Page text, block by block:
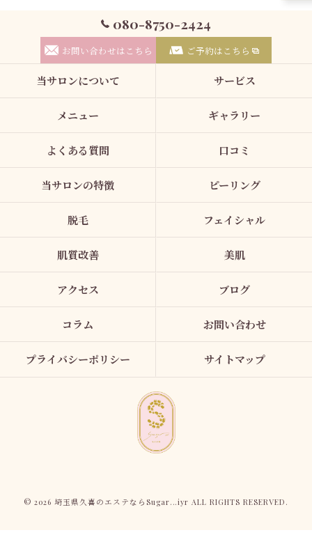
080-8750-2424
お問い合わせはこちら ご予約はこちら
当サロンについて サービス
メニュー ギャラリー
よくある質問 口コミ
当サロンの特徴 ピーリング
脱毛 フェイシャル
肌質改善 美肌
アクセス ブログ
コラム お問い合わせ
プライバシーポリシー サイトマップ
© 2026 埼玉県久喜のエステならSugar...iyr ALL RIGHTS RESERVED.